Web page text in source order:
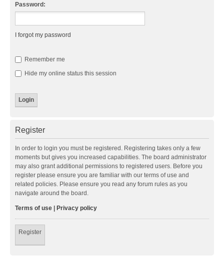
Password:
I forgot my password
Remember me
Hide my online status this session
Register
In order to login you must be registered. Registering takes only a few
moments but gives you increased capabilities. The board administrator
may also grant additional permissions to registered users. Before you
register please ensure you are familiar with our terms of use and
related policies. Please ensure you read any forum rules as you
navigate around the board.
Terms of use | Privacy policy
Register